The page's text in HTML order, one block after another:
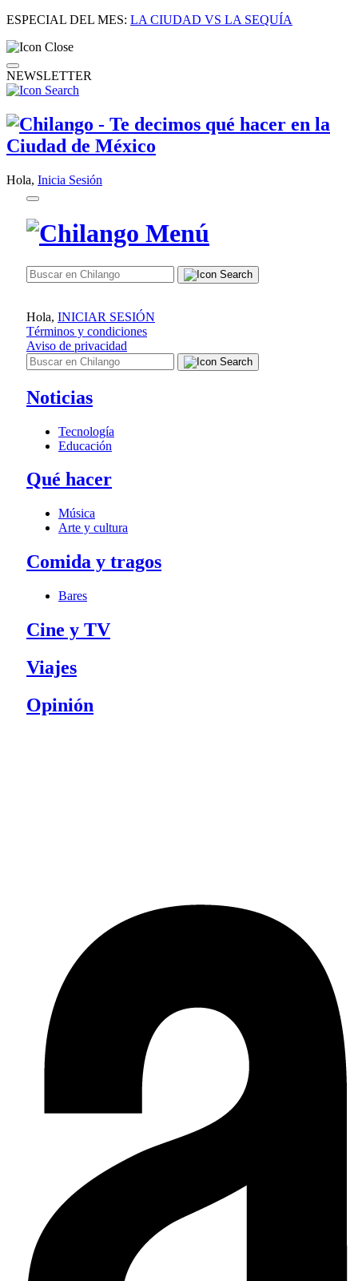
ESPECIAL DEL MES: LA CIUDAD VS LA SEQUÍA
NEWSLETTER
Hola, Inicia Sesión
Hola, INICIAR SESIÓN
Términos y condiciones
Aviso de privacidad
Noticias
Tecnología
Educación
Qué hacer
Música
Arte y cultura
Comida y tragos
Bares
Cine y TV
Viajes
Opinión